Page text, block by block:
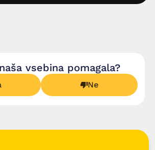
vsebina pomagala?
Ne